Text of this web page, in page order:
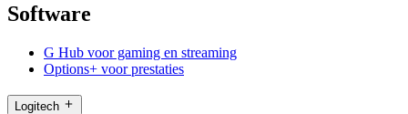
Software
G Hub voor gaming en streaming
Options+ voor prestaties
Logitech